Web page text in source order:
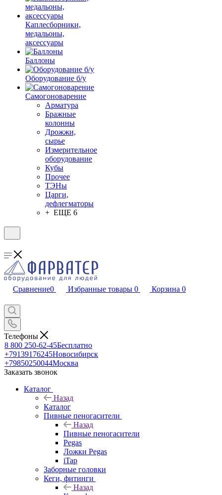
Каплесборники,
медальоны,
аксессуары
Баллоны
Оборудование б/у
Самогоноварение
Арматура
Бражные
колонны
Дрожжи,
сырье
Измерительное
оборудование
Кубы
Прочее
ТЭНы
Царги,
дефлегматоры
+ ЕЩЕ 6
Сравнение0 Избранные товары 0 Корзина 0
Телефоны
8 800 250-62-45Бесплатно
+79139176245Новосибирск
+79850250044Москва
Заказать звонок
Каталог
Назад
Каталог
Пивные пеногасители
Назад
Пивные пеногасители
Pegas
Ложки Pegas
iTap
Заборные головки
Кеги, фитинги
Назад